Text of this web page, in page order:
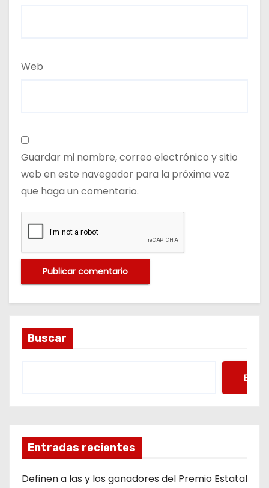
Web
Guardar mi nombre, correo electrónico y sitio
web en este navegador para la próxima vez
que haga un comentario.
Buscar
Entradas recientes
Definen a las y los ganadores del Premio Estatal